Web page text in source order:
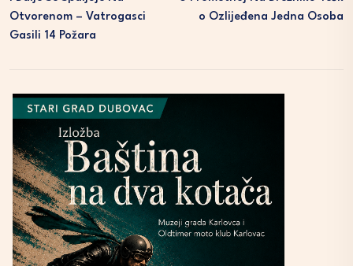
Otvorenom – Vatrogasci
Gasili 14 Požara
O Ozlijeđena Jedna Osoba